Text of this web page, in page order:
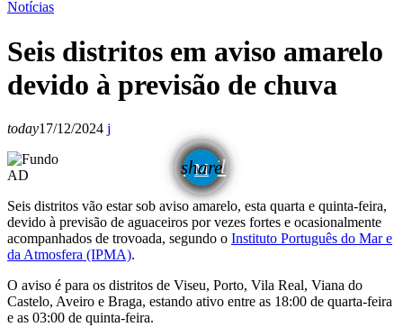
Notícias
Seis distritos em aviso amarelo
devido à previsão de chuva
today17/12/2024
share
email
AD
Seis distritos vão estar sob aviso amarelo, esta quarta e quinta-feira,
devido à previsão de aguaceiros por vezes fortes e ocasionalmente
acompanhados de trovoada, segundo o Instituto Português do Mar e
da Atmosfera (IPMA).
O aviso é para os distritos de Viseu, Porto, Vila Real, Viana do
Castelo, Aveiro e Braga, estando ativo entre as 18:00 de quarta-feira
e as 03:00 de quinta-feira.